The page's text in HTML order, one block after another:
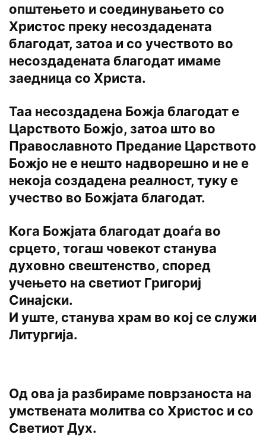
општењето и соединувањето со
Христос преку несоздадената
благодат, затоа и со учеството во
несоздадената благодат имаме
заедница со Христа.
Таа несоздадена Божја благодат е
Царството Божјо, затоа што во
Православното Предание Царството
Божјо не е нешто надворешно и не е
некоја создадена реалност, туку е
учество во Божјата благодат.
Кога Божјата благодат доаѓа во
срцето, тогаш човекот станува
духовно свештенство, според
учењето на светиот Григориј
Синајски.
И уште, станува храм во кој се служи
Литургија.
Од ова ја разбираме поврзаноста на
умствената молитва со Христос и со
Светиот Дух.